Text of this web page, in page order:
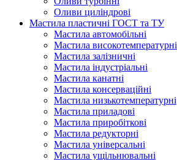
Оливи циліндрові
Мастила пластичні ГОСТ та ТУ
Мастила автомобільні
Мастила високотемпературні
Мастила залізничні
Мастила індустріальні
Мастила канатні
Мастила консерваційні
Мастила низькотемпературні
Мастила приладові
Мастила приробіткові
Мастила редукторні
Мастила універсальні
Мастила ущільнювальні